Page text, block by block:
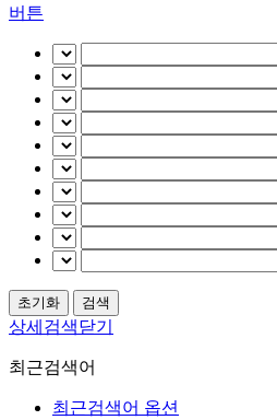
버튼
상세검색닫기
최근검색어
최근검색어 옵션